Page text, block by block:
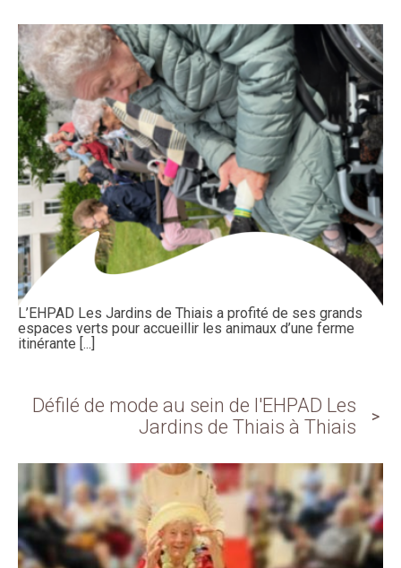
L’EHPAD Les Jardins de Thiais a profité de ses grands
espaces verts pour accueillir les animaux d’une ferme
itinérante [...]
Défilé de mode au sein de l'EHPAD Les
Jardins de Thiais à Thiais